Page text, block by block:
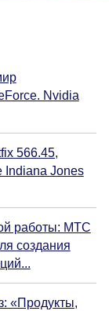
Nvidia
566.45,
Indiana Jones
работы: МТС
создания
«Продукты,